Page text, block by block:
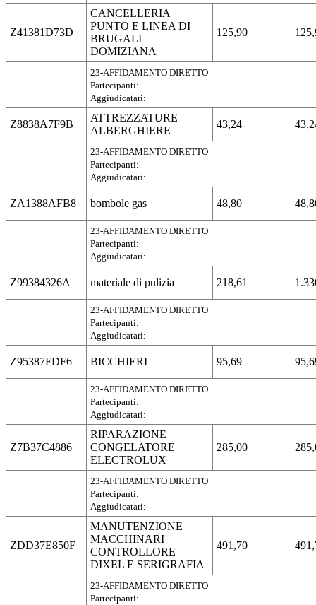
Z41381D73D
CANCELLERIA
PUNTO E LINEA DI
BRUGALI
DOMIZIANA
125,90
23-AFFIDAMENTO DIRETTO
Partecipanti:
Aggiudicatari:
Z8838A7F9B
ATTREZZATURE
ALBERGHIERE
43,24
23-AFFIDAMENTO DIRETTO
Partecipanti:
Aggiudicatari:
ZA1388AFB8 bombole gas 48,80
23-AFFIDAMENTO DIRETTO
Partecipanti:
Aggiudicatari:
Z99384326A materiale di pulizia 218,61
23-AFFIDAMENTO DIRETTO
Partecipanti:
Aggiudicatari:
Z95387FDF6 BICCHIERI 95,69
23-AFFIDAMENTO DIRETTO
Partecipanti:
Aggiudicatari:
Z7B37C4886
RIPARAZIONE
CONGELATORE
ELECTROLUX
285,00
23-AFFIDAMENTO DIRETTO
Partecipanti:
Aggiudicatari:
ZDD37E850F
MANUTENZIONE
MACCHINARI
CONTROLLORE
DIXEL E SERIGRAFIA
491,70
23-AFFIDAMENTO DIRETTO
Partecipanti: